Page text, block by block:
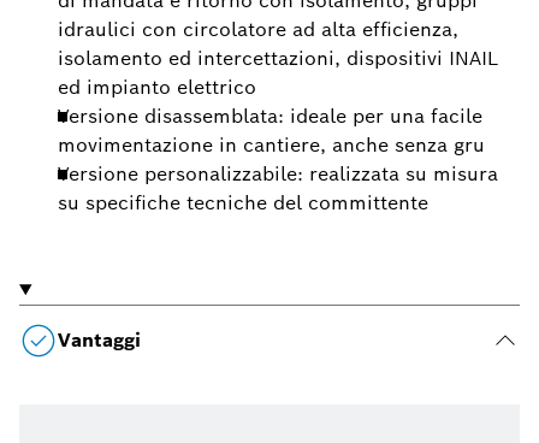
idraulici con circolatore ad alta efficienza,
isolamento ed intercettazioni, dispositivi INAIL
ed impianto elettrico
Versione disassemblata: ideale per una facile
movimentazione in cantiere, anche senza gru
Versione personalizzabile: realizzata su misura
su specifiche tecniche del committente
Vantaggi